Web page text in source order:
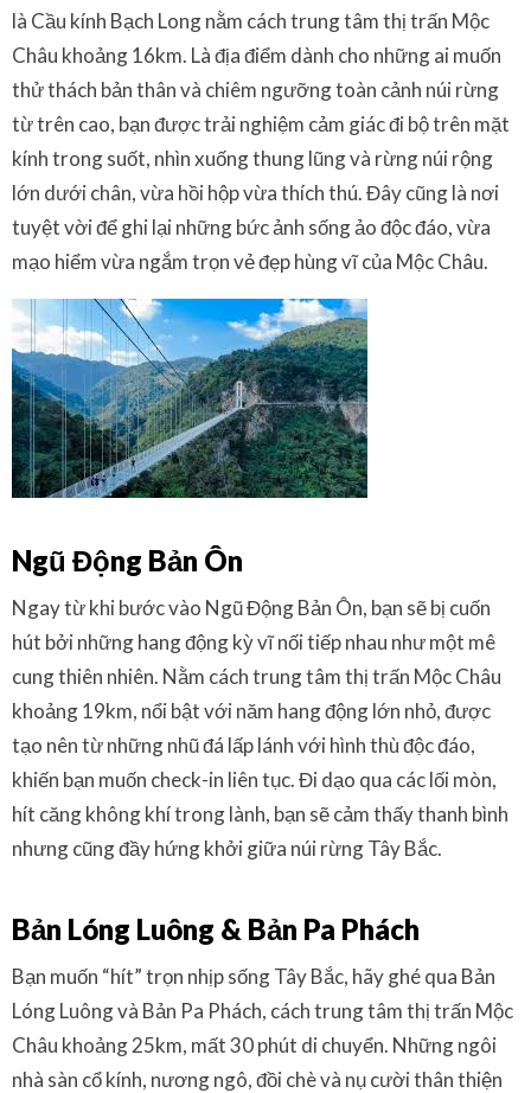
là Cầu kính Bạch Long nằm cách trung tâm thị trấn Mộc
Châu khoảng 16km. Là địa điểm dành cho những ai muốn
thử thách bản thân và chiêm ngưỡng toàn cảnh núi rừng
từ trên cao, bạn được trải nghiệm cảm giác đi bộ trên mặt
kính trong suốt, nhìn xuống thung lũng và rừng núi rộng
lớn dưới chân, vừa hồi hộp vừa thích thú. Đây cũng là nơi
tuyệt vời để ghi lại những bức ảnh sống ảo độc đáo, vừa
mạo hiểm vừa ngắm trọn vẻ đẹp hùng vĩ của Mộc Châu.
Ngũ Động Bản Ôn
Ngay từ khi bước vào Ngũ Động Bản Ôn, bạn sẽ bị cuốn
hút bởi những hang động kỳ vĩ nối tiếp nhau như một mê
cung thiên nhiên. Nằm cách trung tâm thị trấn Mộc Châu
khoảng 19km, nổi bật với năm hang động lớn nhỏ, được
tạo nên từ những nhũ đá lấp lánh với hình thù độc đáo,
khiến bạn muốn check-in liên tục. Đi dạo qua các lối mòn,
hít căng không khí trong lành, bạn sẽ cảm thấy thanh bình
nhưng cũng đầy hứng khởi giữa núi rừng Tây Bắc.
Bản Lóng Luông & Bản Pa Phách
Bạn muốn “hít” trọn nhịp sống Tây Bắc, hãy ghé qua Bản
Lóng Luông và Bản Pa Phách, cách trung tâm thị trấn Mộc
Châu khoảng 25km, mất 30 phút di chuyển. Những ngôi
nhà sàn cổ kính, nương ngô, đồi chè và nụ cười thân thiện